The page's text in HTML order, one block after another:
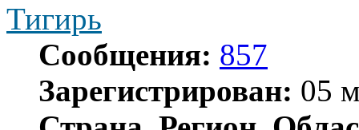
Тигирь
Сообщения: 857
Зарегистрирован: 05